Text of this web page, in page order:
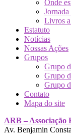
Onde
Livros
Estatuto
Notícias
Nossas Ações
Grupos
Grupo
Grupo
Grupo
Contato
Mapa do site
ARB – Associação
Av. Benjamin